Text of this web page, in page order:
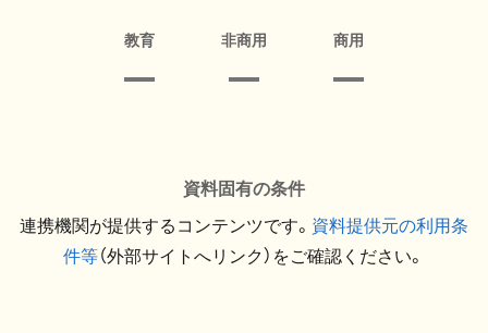
教育 非商用 商用
資料固有の条件
連携機関が提供するコンテンツです。 資料提供元の利用条
件等（外部サイトへリンク）をご確認ください。